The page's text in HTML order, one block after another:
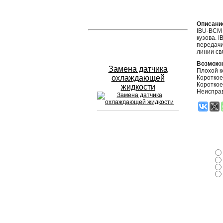
Замена датчика
охлаждающей
жидкости
IBU-
кузова.
линии
Плохой